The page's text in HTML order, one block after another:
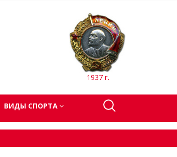
1937 г.
ВИДЫ СПОРТА